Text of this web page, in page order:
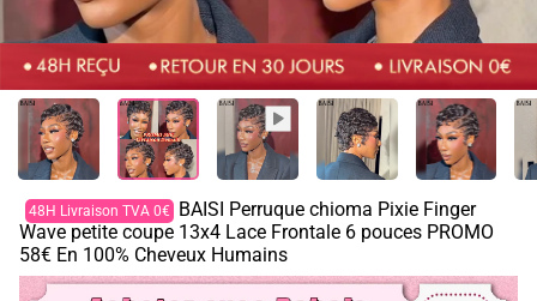
48H Livraison TVA 0€
BAISI Perruque chioma Pixie Finger
Wave petite coupe 13x4 Lace Frontale 6 pouces PROMO
58€ En 100% Cheveux Humains